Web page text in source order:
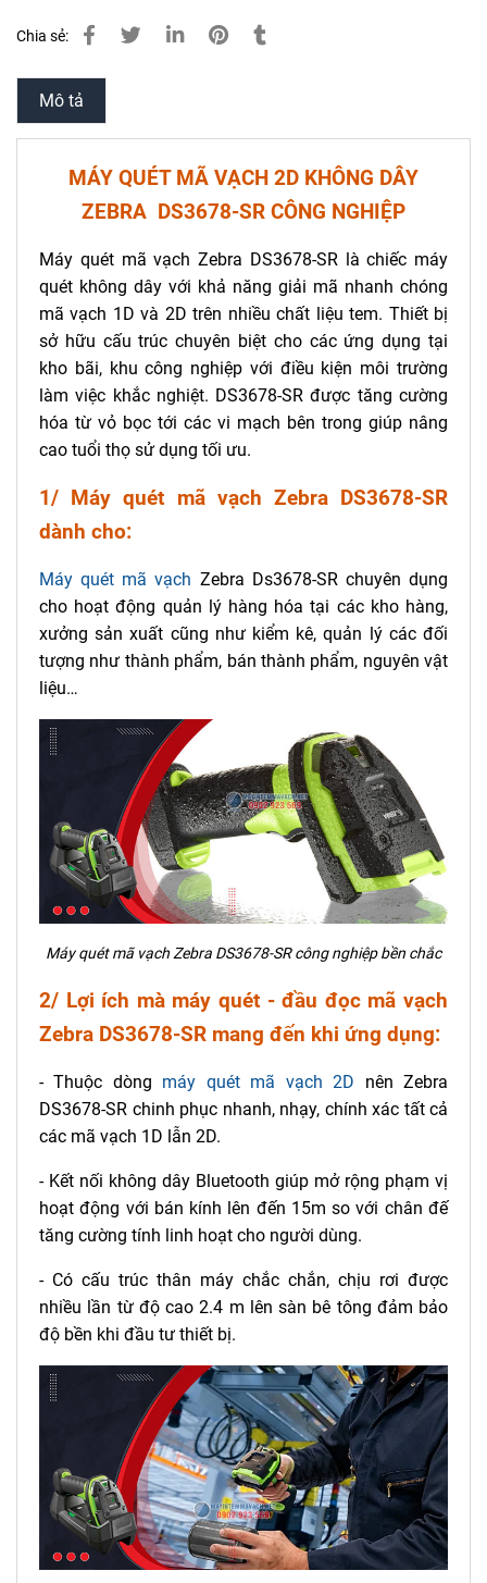
Chia sẻ:
Mô tả
MÁY QUÉT MÃ VẠCH 2D KHÔNG DÂY
ZEBRA DS3678-SR CÔNG NGHIỆP
Máy quét mã vạch Zebra DS3678-SR là chiếc máy
quét không dây với khả năng giải mã nhanh chóng
mã vạch 1D và 2D trên nhiều chất liệu tem. Thiết bị
sở hữu cấu trúc chuyên biệt cho các ứng dụng tại
kho bãi, khu công nghiệp với điều kiện môi trường
làm việc khắc nghiệt. DS3678-SR được tăng cường
hóa từ vỏ bọc tới các vi mạch bên trong giúp nâng
cao tuổi thọ sử dụng tối ưu.
1/ Máy quét mã vạch Zebra DS3678-SR
dành cho:
Máy quét mã vạch Zebra Ds3678-SR chuyên dụng
cho hoạt động quản lý hàng hóa tại các kho hàng,
xưởng sản xuất cũng như kiểm kê, quản lý các đối
tượng như thành phẩm, bán thành phẩm, nguyên vật
liệu…
Máy quét mã vạch Zebra DS3678-SR công nghiệp bền chắc
2/ Lợi ích mà máy quét - đầu đọc mã vạch
Zebra DS3678-SR mang đến khi ứng dụng:
- Thuộc dòng máy quét mã vạch 2D nên Zebra
DS3678-SR chinh phục nhanh, nhạy, chính xác tất cả
các mã vạch 1D lẫn 2D.
- Kết nối không dây Bluetooth giúp mở rộng phạm vị
hoạt động với bán kính lên đến 15m so với chân đế
tăng cường tính linh hoạt cho người dùng.
- Có cấu trúc thân máy chắc chắn, chịu rơi được
nhiều lần từ độ cao 2.4 m lên sàn bê tông đảm bảo
độ bền khi đầu tư thiết bị.